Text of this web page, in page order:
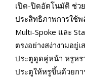
เปิด-ปิดอัตโนมัติ ช่ว
ประสิทธิภาพการใช้
Multi-Spoke และ
ตรงอย่างสง่างามอยู่
ประตูดูดคู่หน้า หรูหร
ประตูให้หรูขึ้นด้วยก